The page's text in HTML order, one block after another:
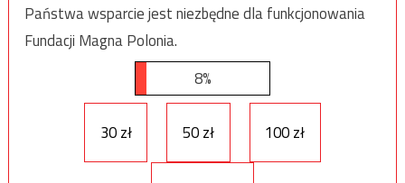
Państwa wsparcie jest niezbędne dla funkcjonowania
Fundacji Magna Polonia.
8%
30 zł 50 zł 100 zł